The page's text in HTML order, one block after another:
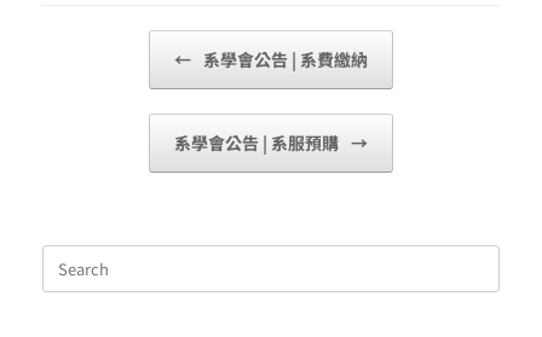
← 系學會公告 | 系費繳納
系學會公告 | 系服預購 →
Search
for: